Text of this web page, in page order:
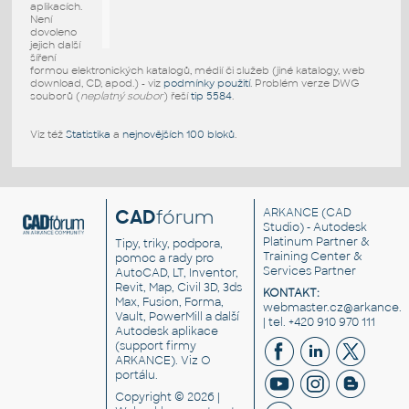
aplikacích.
Není
dovoleno
jejich další
šíření
formou elektronických katalogů, médií či služeb (jiné katalogy, web
download, CD, apod.) - viz podmínky použití. Problém verze DWG
souborů (neplatný soubor) řešítip 5584.
Viz též Statistika a nejnovějších 100 bloků.
CADfórum
Tipy, triky, podpora,
pomoc a rady pro
AutoCAD, LT, Inventor,
Revit, Map, Civil 3D, 3ds
Max, Fusion, Forma,
Vault, PowerMill a další
Autodesk aplikace
(support firmy
ARKANCE). VizO
portálu.
Copyright © 2026 |
ARKANCE (CAD
Studio) - Autodesk
Platinum Partner &
Training Center &
Services Partner
KONTAKT:
| tel. +420 910 970 111